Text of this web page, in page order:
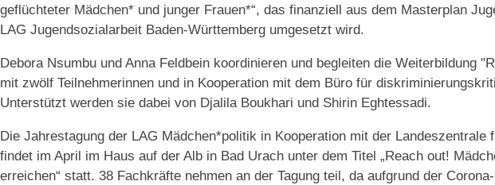
geflüchteter Mädchen* und junger Frauen*“, das finanziell aus dem Masterplan
LAG Jugendsozialarbeit Baden-Württemberg umgesetzt wird.
Debora Nsumbu und Anna Feldbein koordinieren und begleiten die Weiterbildung
mit zwölf Teilnehmerinnen und in Kooperation mit dem Büro für
Unterstützt werden sie dabei von Djalila Boukhari und Shirin Eghtessadi.
Die Jahrestagung der LAG Mädchen*politik in Kooperation mit der
findet im April im Haus auf der Alb in Bad Urach unter dem Titel „Reach out!
erreichen“ statt. 38 Fachkräfte nehmen an der Tagung teil, da aufgrund der